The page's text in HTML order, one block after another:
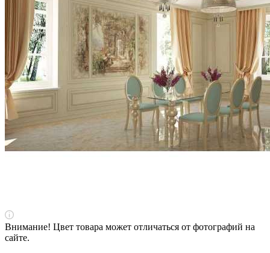
Внимание! Цвет товара может отличаться от фотографий на
сайте.